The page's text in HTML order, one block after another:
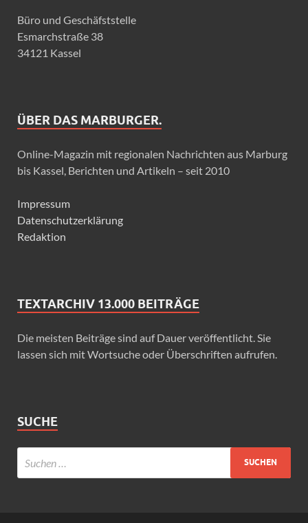
Büro und Geschäfststelle
Esmarchstraße 38
34121 Kassel
ÜBER DAS MARBURGER.
Online-Magazin mit regionalen Nachrichten aus Marburg
bis Kassel, Berichten und Artikeln – seit 2010
Impressum
Datenschutzerklärung
Redaktion
TEXTARCHIV 13.000 BEITRÄGE
Die meisten Beiträge sind auf Dauer veröffentlicht. Sie
lassen sich mit Wortsuche oder Überschriften aufrufen.
SUCHE